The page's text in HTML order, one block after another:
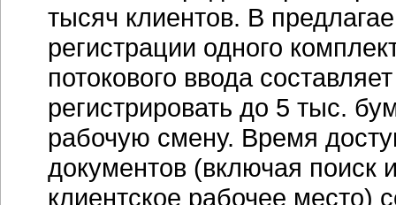
тысяч клиентов. В
регистрации одного
потокового ввода
регистрировать до 5 тыс.
рабочую смену. Время
документов (включая поиск
клиентское рабочее место)